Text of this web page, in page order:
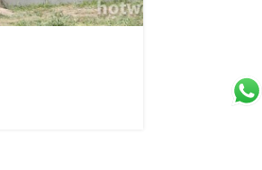
18,191,309₸